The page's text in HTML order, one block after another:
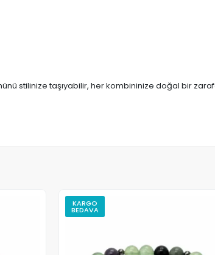
stilinize taşıyabilir, her kombininize doğal bir
KARGO
BEDAVA